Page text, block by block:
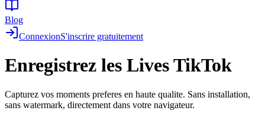
Blog
ConnexionS'inscrire gratuitement
Enregistrez les Lives TikTok
Capturez vos moments preferes en haute qualite. Sans installation,
sans watermark, directement dans votre navigateur.